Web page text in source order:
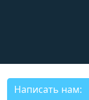
Написать нам: